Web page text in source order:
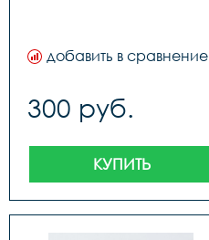
добавить в сравнение
300 руб.
КУПИТЬ